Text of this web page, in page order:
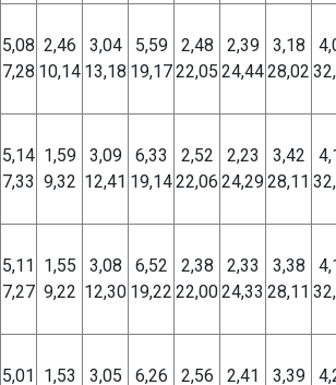
5,08
7,28
2,46
10,14
3,04
13,18
5,59
19,17
2,48
22,05
2,39
24,44
3,18
28,02
5,14
7,33
1,59
9,32
3,09
12,41
6,33
19,14
2,52
22,06
2,23
24,29
3,42
28,11
5,11
7,27
1,55
9,22
3,08
12,30
6,52
19,22
2,38
22,00
2,33
24,33
3,38
28,11
5,01 1,53 3,05 6,26 2,56 2,41 3,39